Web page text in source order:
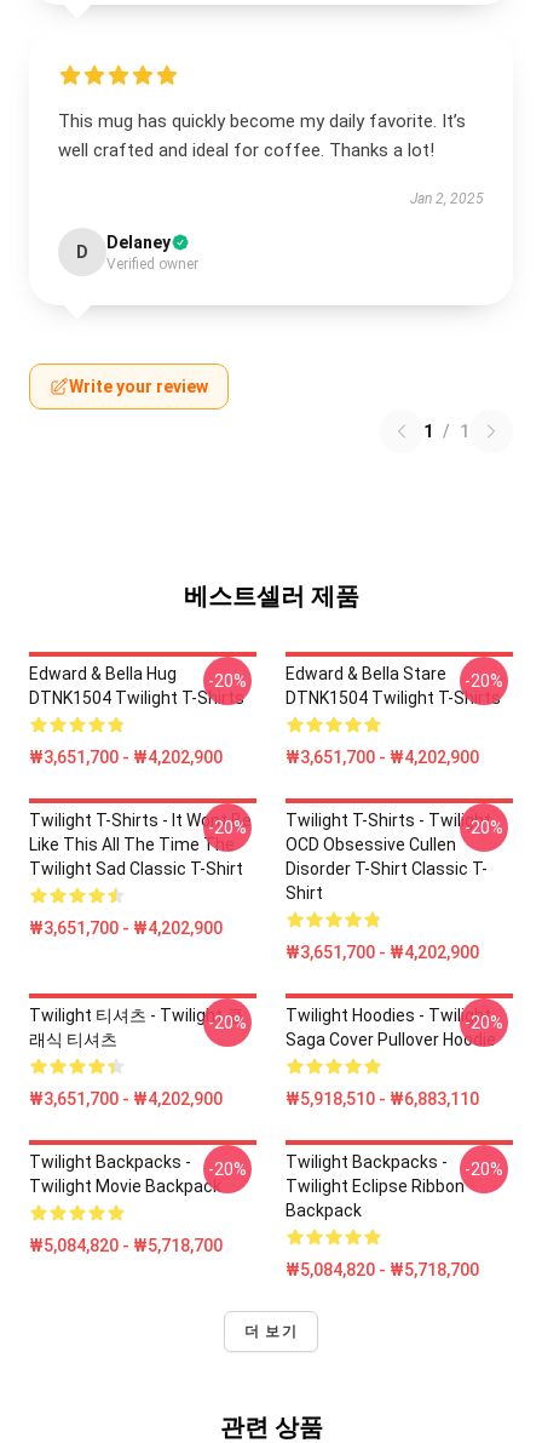
This mug has quickly become my daily favorite. It’s
well crafted and ideal for coffee. Thanks a lot!
Jan 2, 2025
D Delaney
Verified owner
Write your review
1 / 1
베스트셀러 제품
Edward & Bella Hug
DTNK1504 Twilight T-Shirts
₩3,651,700 - ₩4,202,900
-20%
Edward & Bella Stare
DTNK1504 Twilight T-Shirts
₩3,651,700 - ₩4,202,900
-20%
Twilight T-Shirts - It Wont Be
Like This All The Time The
Twilight Sad Classic T-Shirt
₩3,651,700 - ₩4,202,900
-20%
Twilight T-Shirts - Twilight
OCD Obsessive Cullen
Disorder T-Shirt Classic T-
Shirt
₩3,651,700 - ₩4,202,900
-20%
Twilight 티셔츠 - Twilight 클
래식 티셔츠
₩3,651,700 - ₩4,202,900
-20%
Twilight Hoodies - Twilight
Saga Cover Pullover Hoodie
₩5,918,510 - ₩6,883,110
-20%
Twilight Backpacks -
Twilight Movie Backpack
₩5,084,820 - ₩5,718,700
-20%
Twilight Backpacks -
Twilight Eclipse Ribbon
Backpack
₩5,084,820 - ₩5,718,700
-20%
더 보기
관련 상품